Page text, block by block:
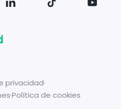
privacidad·
·Política de cookies